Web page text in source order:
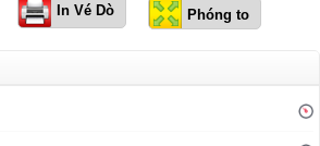
In Vé Dò